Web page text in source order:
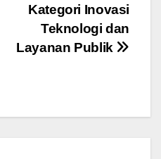
Kategori Inovasi
Teknologi dan
Layanan Publik